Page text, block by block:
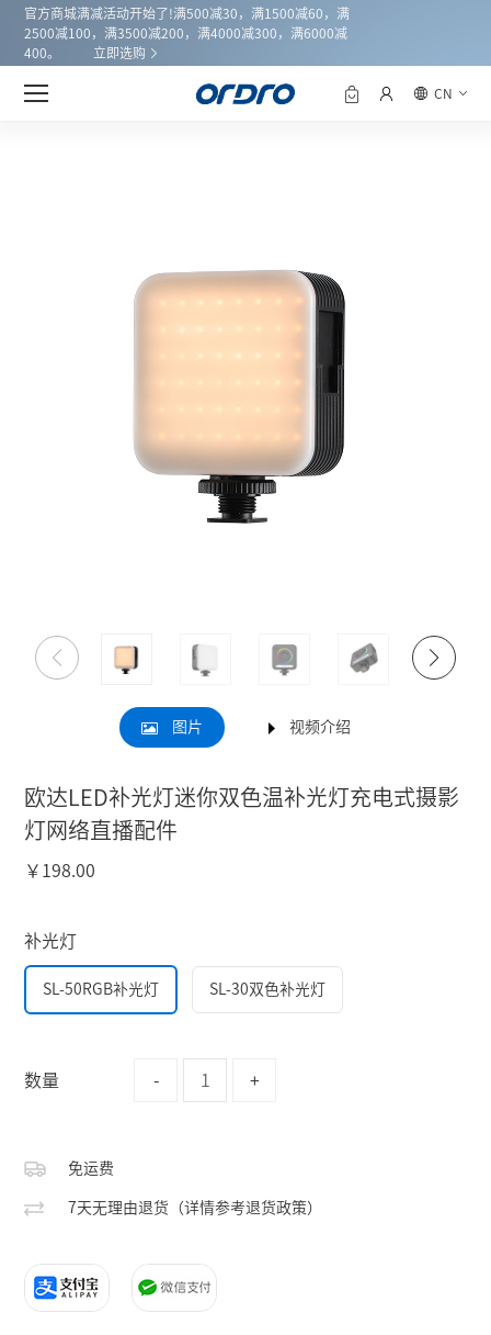
官方商城满减活动开始了!满500减30，满1500减60，满
2500减100，满3500减200，满4000减300，满6000减
400。
立即选购
CN
首页 SL-30/SL-50
图片 视频介绍
欧达LED补光灯迷你双色温补光灯充电式摄影
灯网络直播配件
￥ 198.00
补光灯
SL-50RGB补光灯 SL-30双色补光灯
数量 - +
免运费
7天无理由退货（详情参考退货政策）